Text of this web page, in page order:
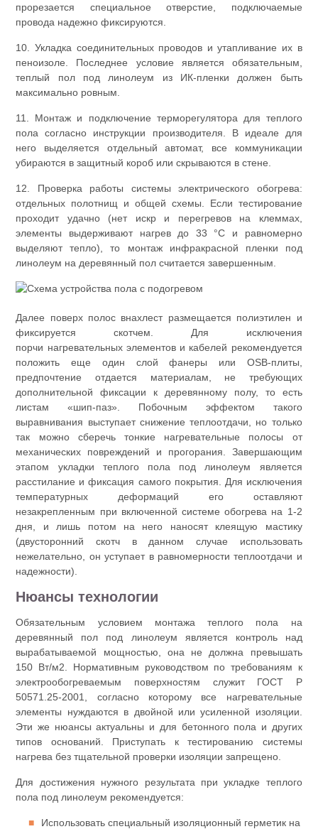
прорезается специальное отверстие, подключаемые
провода надежно фиксируются.
10. Укладка соединительных проводов и утапливание их в
пеноизоле. Последнее условие является обязательным,
теплый пол под линолеум из ИК-пленки должен быть
максимально ровным.
11. Монтаж и подключение терморегулятора для теплого
пола согласно инструкции производителя. В идеале для
него выделяется отдельный автомат, все коммуникации
убираются в защитный короб или скрываются в стене.
12. Проверка работы системы электрического обогрева:
отдельных полотнищ и общей схемы. Если тестирование
проходит удачно (нет искр и перегревов на клеммах,
элементы выдерживают нагрев до 33 °C и равномерно
выделяют тепло), то монтаж инфракрасной пленки под
линолеум на деревянный пол считается завершенным.
Далее поверх полос внахлест размещается полиэтилен и
фиксируется скотчем. Для исключения
порчи нагревательных элементов и кабелей рекомендуется
положить еще один слой фанеры или OSB-плиты,
предпочтение отдается материалам, не требующих
дополнительной фиксации к деревянному полу, то есть
листам «шип-паз». Побочным эффектом такого
выравнивания выступает снижение теплоотдачи, но только
так можно сберечь тонкие нагревательные полосы от
механических повреждений и прогорания. Завершающим
этапом укладки теплого пола под линолеум является
расстилание и фиксация самого покрытия. Для исключения
температурных деформаций его оставляют
незакрепленным при включенной системе обогрева на 1-2
дня, и лишь потом на него наносят клеящую мастику
(двусторонний скотч в данном случае использовать
нежелательно, он уступает в равномерности теплоотдачи и
надежности).
Нюансы технологии
Обязательным условием монтажа теплого пола на
деревянный пол под линолеум является контроль над
вырабатываемой мощностью, она не должна превышать
150 Вт/м2. Нормативным руководством по требованиям к
электрообогреваемым поверхностям служит ГОСТ Р
50571.25-2001, согласно которому все нагревательные
элементы нуждаются в двойной или усиленной изоляции.
Эти же нюансы актуальны и для бетонного пола и других
типов оснований. Приступать к тестированию системы
нагрева без тщательной проверки изоляции запрещено.
Для достижения нужного результата при укладке теплого
пола под линолеум рекомендуется:
Использовать специальный изоляционный герметик на